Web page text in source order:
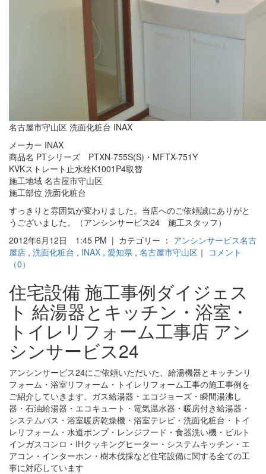
名古屋市守山区 洗面化粧台 INAX
メーカー INAX
商品名 PTシリーズ PTXN-755S(S)・MFTX-751Y
KVKストレート止水栓K1001P4取替
施工地域 名古屋市守山区
施工部位 洗面化粧台
すっきりと雰囲気が変わりました。当店へのご依頼誠にありがと
うございました。（アンシンサービス24 施工スタッフ）
2012年6月12日 1:45 PM | カテゴリー ： アンシンサービス名古
屋店 , 洗面化粧台 , INAX , 愛知県 , 名古屋市守山区 ｜ コメント
（0）
住宅設備 施工事例ダイジェス
ト 給湯器とキッチン・浴室・
トイレリフォーム工事店 アン
シンサービス24
アンシンサービス24にご依頼いただいた、給湯機器とキッチンリ
フォーム・浴室リフォーム・トイレリフォーム工事の施工事例を
ご紹介していきます。ガス給湯器・エコジョーズ・瞬間湯沸し
器・石油給湯器・エコキュート・電気温水器・暖房付き給湯器・
システムバス・浴室暖房乾燥機・浴室テレビ・洗面化粧台・トイ
レリフォーム・水道ポンプ・レンジフード・食器洗い機・ビルト
インガスコンロ・IHクッキングヒーター・システムキッチン・エ
アコン・インターホン・樹木伐採など住宅設備に関する全ての工
事に対応しています